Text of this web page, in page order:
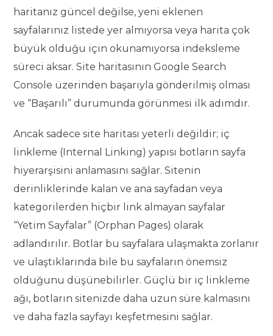
haritanız güncel değilse, yeni eklenen
sayfalarınız listede yer almıyorsa veya harita çok
büyük olduğu için okunamıyorsa indeksleme
süreci aksar. Site haritasının Google Search
Console üzerinden başarıyla gönderilmiş olması
ve “Başarılı” durumunda görünmesi ilk adımdır.
Ancak sadece site haritası yeterli değildir; iç
linkleme (Internal Linking) yapısı botların sayfa
hiyerarşisini anlamasını sağlar. Sitenin
derinliklerinde kalan ve ana sayfadan veya
kategorilerden hiçbir link almayan sayfalar
“Yetim Sayfalar” (Orphan Pages) olarak
adlandırılır. Botlar bu sayfalara ulaşmakta zorlanır
ve ulaştıklarında bile bu sayfaların önemsiz
olduğunu düşünebilirler. Güçlü bir iç linkleme
ağı, botların sitenizde daha uzun süre kalmasını
ve daha fazla sayfayı keşfetmesini sağlar.